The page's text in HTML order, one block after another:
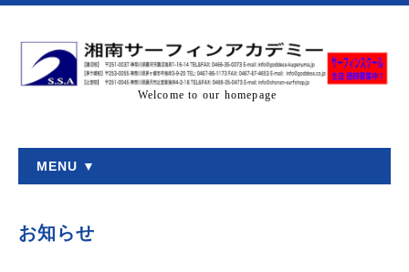
Welcome to our homepage
MENU ▼
お知らせ